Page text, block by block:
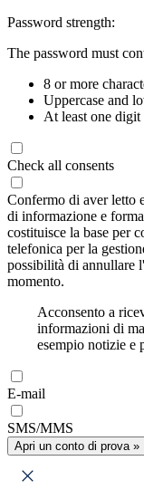
Password strength:
The password must
8 or more
Uppercase and
At least one digit
Check all consents
Confermo di aver letto
di informazione e
costituisce la base per
telefonica per la
possibilità di annullare
momento.
Acconsento a
informazioni di
esempio notizie e
E-mail
SMS/MMS
Apri un conto di prova »